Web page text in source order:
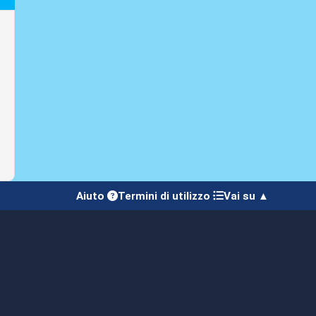
Aiuto Termini di utilizzo Vai su ▲